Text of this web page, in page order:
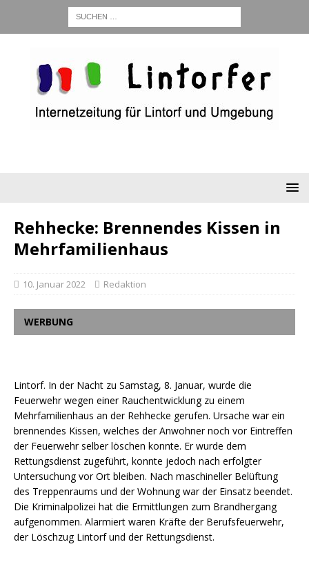
Rehhecke: Brennendes Kissen in
Mehrfamilienhaus
10. Januar 2022 Redaktion
WERBUNG
Lintorf. In der Nacht zu Samstag, 8. Januar, wurde die
Feuerwehr wegen einer Rauchentwicklung zu einem
Mehrfamilienhaus an der Rehhecke gerufen. Ursache war ein
brennendes Kissen, welches der Anwohner noch vor Eintreffen
der Feuerwehr selber löschen konnte. Er wurde dem
Rettungsdienst zugeführt, konnte jedoch nach erfolgter
Untersuchung vor Ort bleiben. Nach maschineller Belüftung
des Treppenraums und der Wohnung war der Einsatz beendet.
Die Kriminalpolizei hat die Ermittlungen zum Brandhergang
aufgenommen. Alarmiert waren Kräfte der Berufsfeuerwehr,
der Löschzug Lintorf und der Rettungsdienst.